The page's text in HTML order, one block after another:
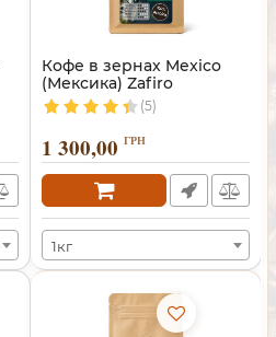
Кофе в зернах Mexico
(Мексика) Zafiro
(5)
1 300,00 ГРН
1кг